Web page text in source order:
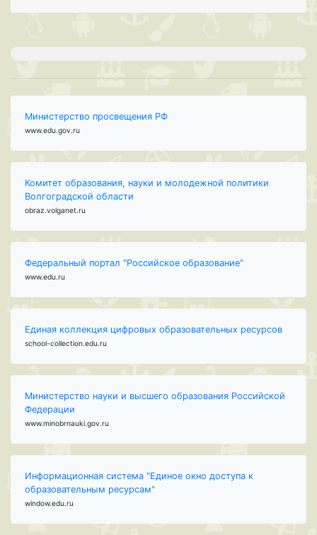
Министерство просвещения РФ
www.edu.gov.ru
Комитет образования, науки и молодежной политики
Волгоградской области
obraz.volganet.ru
Федеральный портал "Российское образование"
www.edu.ru
Единая коллекция цифровых образовательных ресурсов
school-collection.edu.ru
Министерство науки и высшего образования Российской
Федерации
www.minobrnauki.gov.ru
Информационная система "Единое окно доступа к
образовательным ресурсам"
window.edu.ru